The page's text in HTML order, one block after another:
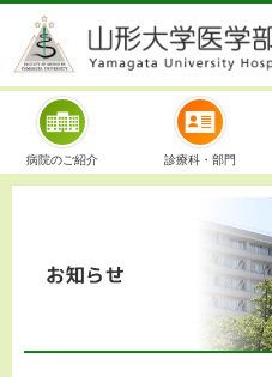
病院のご紹介 診療科・部門